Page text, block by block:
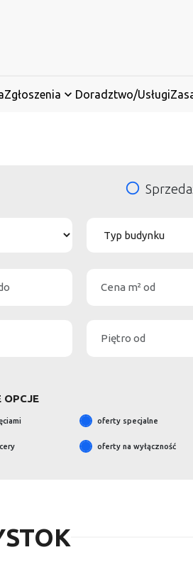
Zgłoszenia Doradztwo/Usługi
OPCJE
oferty specjalne
oferty na wyłączność